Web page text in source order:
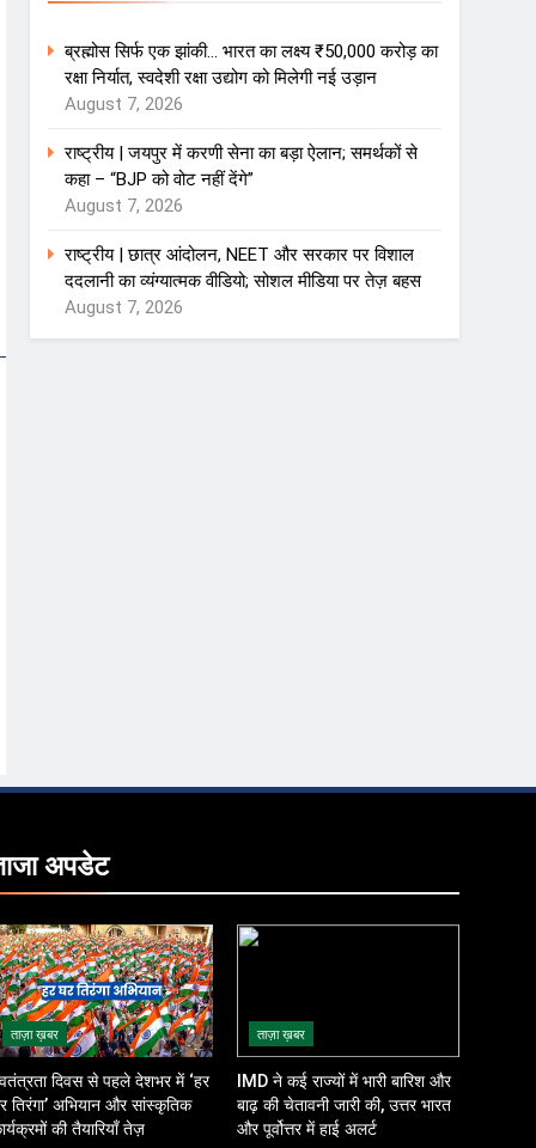
ब्रह्मोस सिर्फ एक झांकी… भारत का लक्ष्य ₹50,000 करोड़ का
रक्षा निर्यात, स्वदेशी रक्षा उद्योग को मिलेगी नई उड़ान
August 7, 2026
राष्ट्रीय | जयपुर में करणी सेना का बड़ा ऐलान; समर्थकों से
कहा – “BJP को वोट नहीं देंगे”
August 7, 2026
राष्ट्रीय | छात्र आंदोलन, NEET और सरकार पर विशाल
ददलानी का व्यंग्यात्मक वीडियो; सोशल मीडिया पर तेज़ बहस
August 7, 2026
अपडेट
ताज़ा ख़बर
दिवस से पहले देशभर में ‘हर
तिरंगा’ अभियान और सांस्कृतिक
की तैयारियाँ तेज़
ताज़ा ख़बर
IMD ने कई राज्यों में भारी बारिश और
बाढ़ की चेतावनी जारी की, उत्तर भारत
और पूर्वोत्तर में हाई अलर्ट